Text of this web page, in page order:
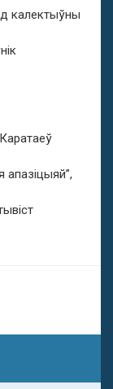
калектыўны